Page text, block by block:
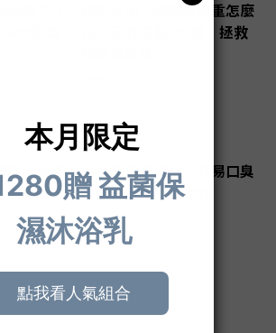
辦？了
大保養
頭髮出油、頭皮味很重怎麼
辦？正確洗髮5步驟，拯救
Read More...
忽 6大原
方式大
為什麼會有口臭？簡易口臭
檢測+5種對策告訴你